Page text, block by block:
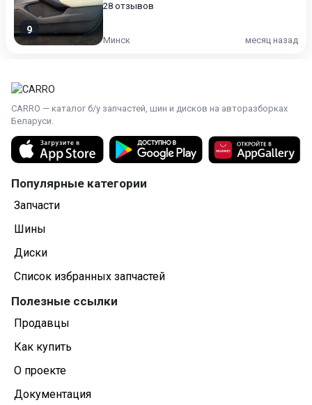
9
28 отзывов
Минск месяц назад
CARRO — каталог б/у запчастей, шин и дисков на авторазборках
Беларуси.
Популярные категории
Запчасти
Шины
Диски
Список избранных запчастей
Полезные ссылки
Продавцы
Как купить
О проекте
Документация